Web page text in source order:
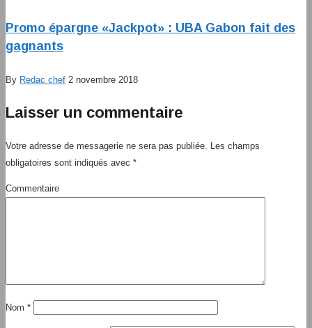
Promo épargne «Jackpot» : UBA Gabon fait des
gagnants
By Redac chef 2 novembre 2018
Laisser un commentaire
Votre adresse de messagerie ne sera pas publiée.
Les champs
obligatoires sont indiqués avec *
Commentaire
Nom *